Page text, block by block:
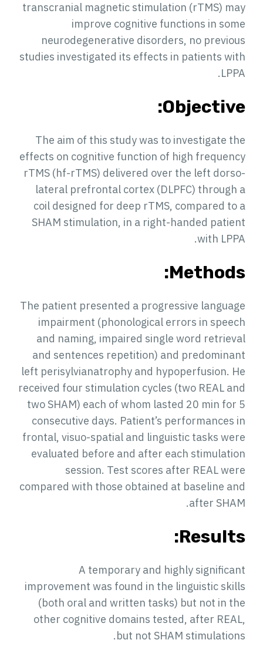
transcranial magnetic stimulation (rTMS) may
improve cognitive functions in some
neurodegenerative disorders, no previous
studies investigated its effects in patients with
LPPA.
Objective:
The aim of this study was to investigate the
effects on cognitive function of high frequency
rTMS (hf-rTMS) delivered over the left dorso-
lateral prefrontal cortex (DLPFC) through a
coil designed for deep rTMS, compared to a
SHAM stimulation, in a right-handed patient
with LPPA.
Methods:
The patient presented a progressive language
impairment (phonological errors in speech
and naming, impaired single word retrieval
and sentences repetition) and predominant
left perisylvianatrophy and hypoperfusion. He
received four stimulation cycles (two REAL and
two SHAM) each of whom lasted 20 min for 5
consecutive days. Patient’s performances in
frontal, visuo-spatial and linguistic tasks were
evaluated before and after each stimulation
session. Test scores after REAL were
compared with those obtained at baseline and
after SHAM.
Results:
A temporary and highly significant
improvement was found in the linguistic skills
(both oral and written tasks) but not in the
other cognitive domains tested, after REAL,
but not SHAM stimulations.